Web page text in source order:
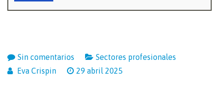
Sin comentarios
Sectores profesionales
Eva Crispin
29 abril 2025